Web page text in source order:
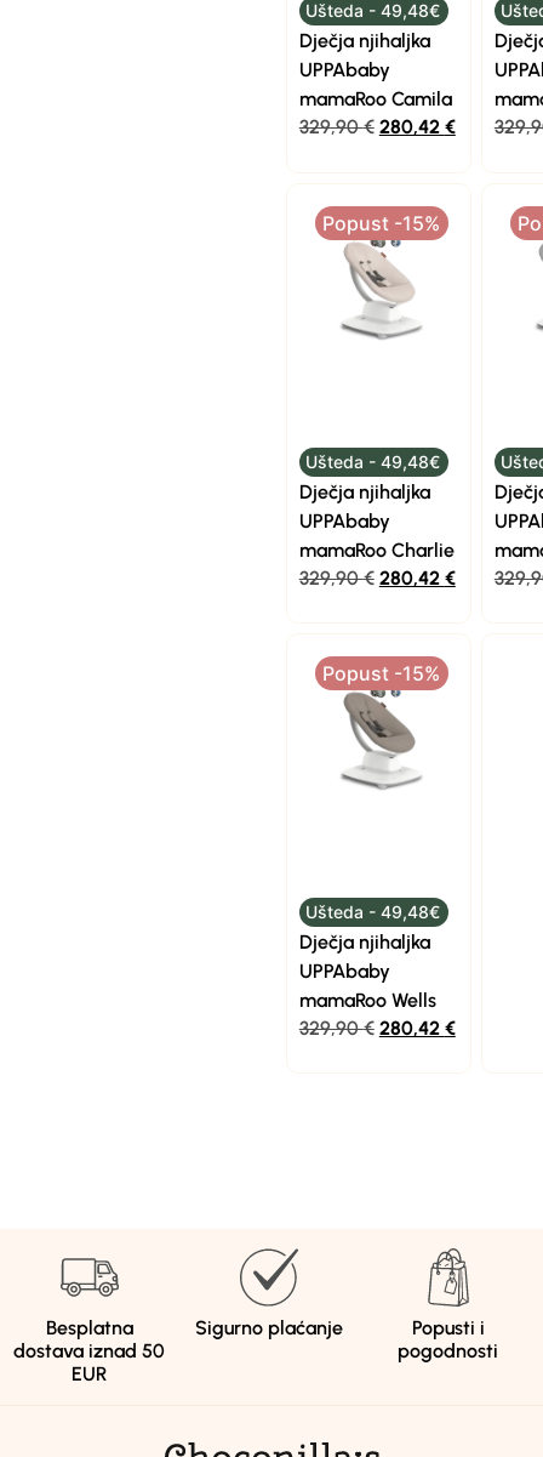
Ušteda - 49,48€
Dječja njihaljka
UPPAbaby
mamaRoo Camila
329,90€ 280,42 €
Popust -15%
Ušteda - 49,48€
Dječja njihaljka
UPPAbaby
mamaRoo Charlie
329,90€ 280,42 €
Popust -15%
Ušteda - 49,48€
Dječja njihaljka
UPPAbaby
mamaRoo Wells
329,90€ 280,42 €
Besplatna
dostava iznad 50
EUR
Sigurno plaćanje
Popusti i
pogodnosti